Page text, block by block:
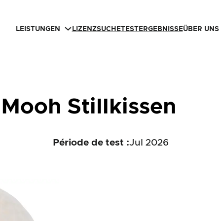
LEISTUNGEN LIZENZSUCHETESTERGEBNISSEÜBER UNS
Stillkissen
Période de test :Jul 2026